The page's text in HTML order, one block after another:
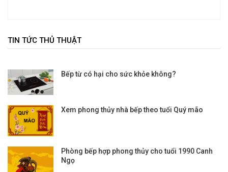
TIN TỨC THỦ THUẬT
Bếp từ có hại cho sức khỏe không?
Xem phong thủy nhà bếp theo tuổi Quý mão
Phòng bếp hợp phong thủy cho tuổi 1990 Canh
Ngọ